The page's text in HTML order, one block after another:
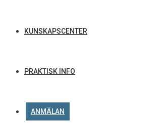
KUNSKAPSCENTER
PRAKTISK INFO
ANMÄLAN